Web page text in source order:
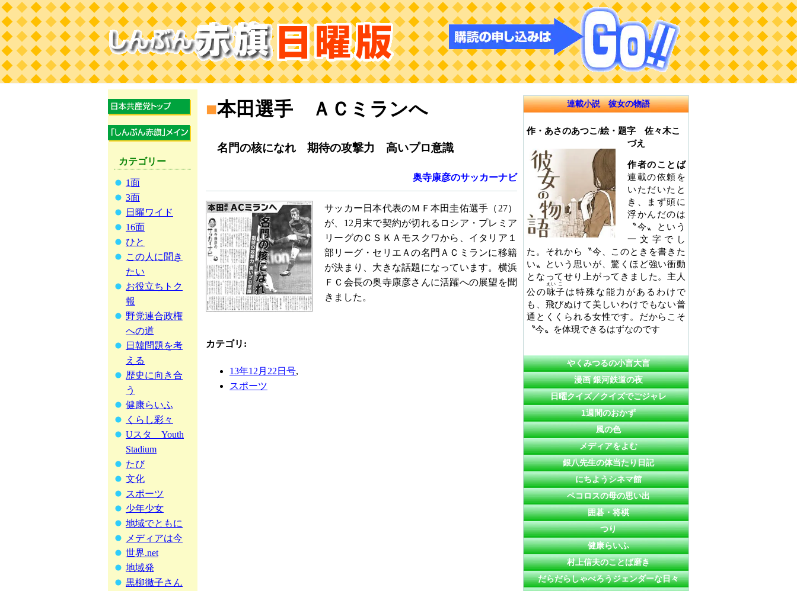
カテゴリー
1面
3面
日曜ワイド
16面
ひと
この人に聞き
たい
お役立ちトク
報
野党連合政権
への道
日韓問題を考
える
歴史に向き合
う
健康らいふ
くらし彩々
Uスタ Youth
Stadium
たび
文化
スポーツ
少年少女
地域でともに
メディアは今
世界.net
地域発
黒柳徹子さん
■本田選手 ＡＣミランへ
名門の核になれ 期待の攻撃力 高いプロ意識
奥寺康彦のサッカーナビ
サッカー日本代表のＭＦ本田圭佑選手（27）
が、12月末で契約が切れるロシア・プレミア
リーグのＣＳＫＡモスクワから、イタリア１
部リーグ・セリエＡの名門ＡＣミランに移籍
が決まり、大きな話題になっています。横浜
ＦＣ会長の奥寺康彦さんに活躍への展望を聞
きました。
カテゴリ :
13年12月22日号,
スポーツ
連載小説 彼女の物語
作・あさのあつこ/絵・題字 佐々木こ
づえ
作者のことば
連載の依頼を
いただいたと
き、まず頭に
浮かんだのは
〝今〟という
一文字でし
た。それから〝今、このときを書きた
い〟という思いが、驚くほど強い衝動
となってせり上がってきました。主人
公の咏
えい
子
こ
は特殊な能力があるわけで
も、飛びぬけて美しいわけでもない普
通とくくられる女性です。だからこそ
〝今〟を体現できるはずなのです
やくみつるの小言大言
漫画 銀河鉄道の夜
日曜クイズ／クイズでごジャレ
1週間のおかず
風の色
メディアをよむ
銀八先生の体当たり日記
にちようシネマ館
ペコロスの母の思い出
囲碁・将棋
つり
健康らいふ
村上信夫のことば磨き
だらだらしゃべろうジェンダーな日々